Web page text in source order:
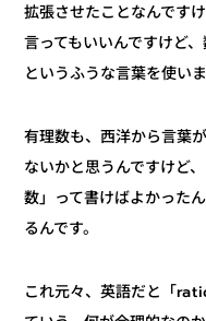
拡張させたことなんです
言ってもいいんですけど
というふうな言葉を使いま
有理数も、西洋から言葉
ないかと思うんですけど
数」って書けばよかった
るんです。
これ元々、英語だと「